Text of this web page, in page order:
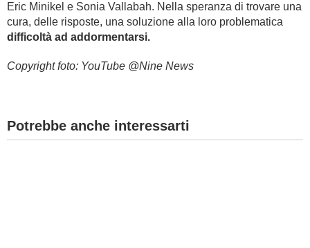
Eric Minikel e Sonia Vallabah. Nella speranza di trovare una
cura, delle risposte, una soluzione alla loro problematica
difficoltà ad addormentarsi.
Copyright foto: YouTube @Nine News
Potrebbe anche interessarti